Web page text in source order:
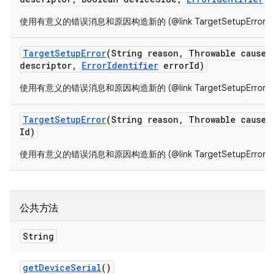
使用有意义的错误消息和原因构造新的 (@link TargetSetupError}
TargetSetupError(String reason , Throwable cause
descriptor, ErrorIdentifier errorId)
使用有意义的错误消息和原因构造新的 (@link TargetSetupError}
TargetSetupError(String reason , Throwable cause
Id)
使用有意义的错误消息和原因构造新的 (@link TargetSetupError}
公共方法
String
getDeviceSerial()